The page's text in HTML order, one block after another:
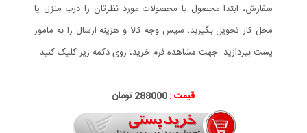
سفارش، ابتدا محصول یا محصولات مورد نظرتان را درب منزل یا
محل کار تحویل بگیرید، سپس وجه کالا و هزینه ارسال را به مامور
پست بپردازید. جهت مشاهده فرم خرید، روی دکمه زیر کلیک کنید.
قیمت :288000 تومان